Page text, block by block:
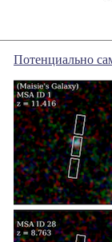
Потенциально